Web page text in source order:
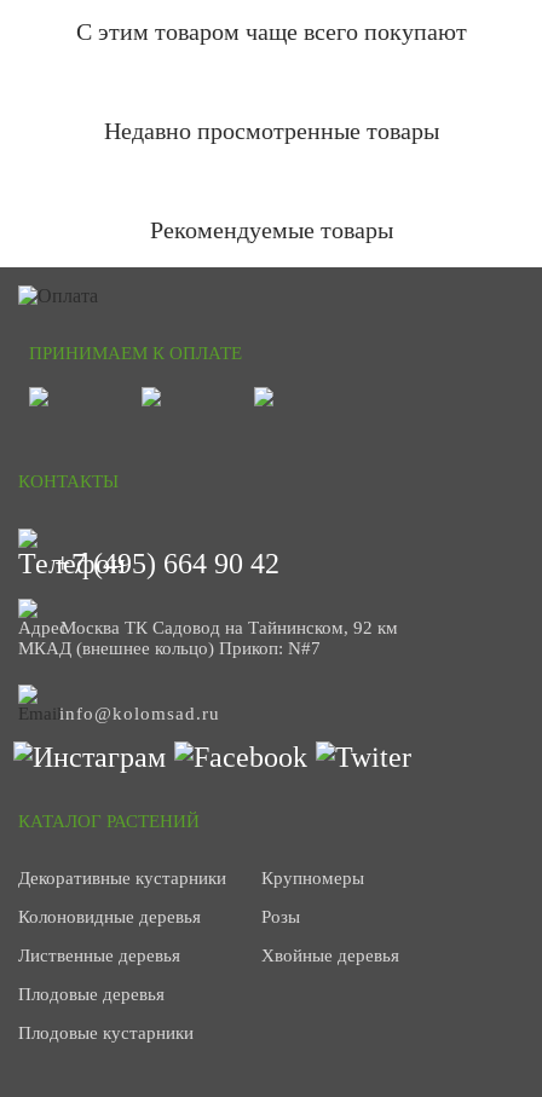
С этим товаром чаще всего покупают
Недавно просмотренные товары
Рекомендуемые товары
ПРИНИМАЕМ К ОПЛАТЕ
КОНТАКТЫ
+7 (495) 664 90 42
Москва ТК Садовод на Тайнинском, 92 км
МКАД (внешнее кольцо) Прикоп: N#7
info@kolomsad.ru
КАТАЛОГ РАСТЕНИЙ
Декоративные кустарники
Колоновидные деревья
Лиственные деревья
Плодовые деревья
Плодовые кустарники
Крупномеры
Розы
Хвойные деревья